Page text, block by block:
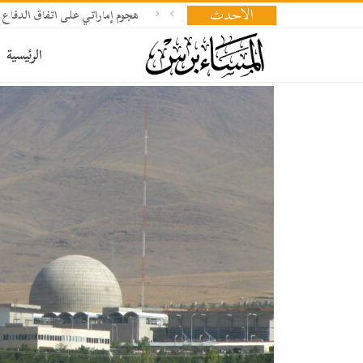
الأحدث هجوم إماراتي على اتفاق
الرئيسية